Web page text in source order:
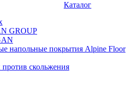
Каталог
GROUP
напольные покрытия Alpine Floor
скольжения